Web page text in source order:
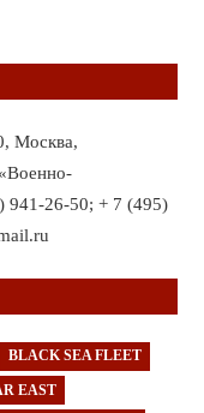
Москва,
941-26-50; + 7 (495)
BLACK SEA FLEET
EAST